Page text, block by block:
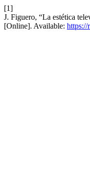
[1]
J. Figuero, “La estética
[Online]. Available: https://